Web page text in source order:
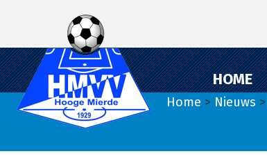
de
hoofdnavigatie
de
hoofd
inhoud
de
eerste
sidebar
HOME
Home > Nieuws >